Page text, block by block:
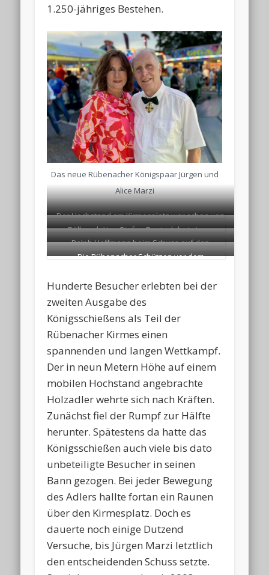
1.250-jähriges Bestehen.
Das neue Rübenacher Königspaar Jürgen und
Alice Marzi
Der Hochstand am Kirmesplatz war schon von
Weitem sichtbar.
Böllerschütze Stefan Doetsch bei einem
Ehrenschuss
Ralph Hoffmann beim Schuss auf den
Königsadler
Die Rübenacher Schützen vor dem
Hunderte Besucher erlebten bei der
zweiten Ausgabe des
Königsschießens als Teil der
Rübenacher Kirmes einen
spannenden und langen Wettkampf.
Der in neun Metern Höhe auf einem
mobilen Hochstand angebrachte
Holzadler wehrte sich nach Kräften.
Zunächst fiel der Rumpf zur Hälfte
herunter. Spätestens da hatte das
Königsschießen auch viele bis dato
unbeteiligte Besucher in seinen
Bann gezogen. Bei jeder Bewegung
des Adlers hallte fortan ein Raunen
über den Kirmesplatz. Doch es
dauerte noch einige Dutzend
Versuche, bis Jürgen Marzi letztlich
den entscheidenden Schuss setzte.